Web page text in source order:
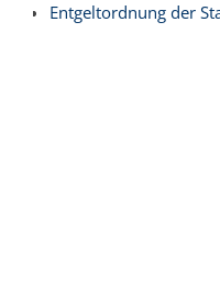
Entgeltordnung der